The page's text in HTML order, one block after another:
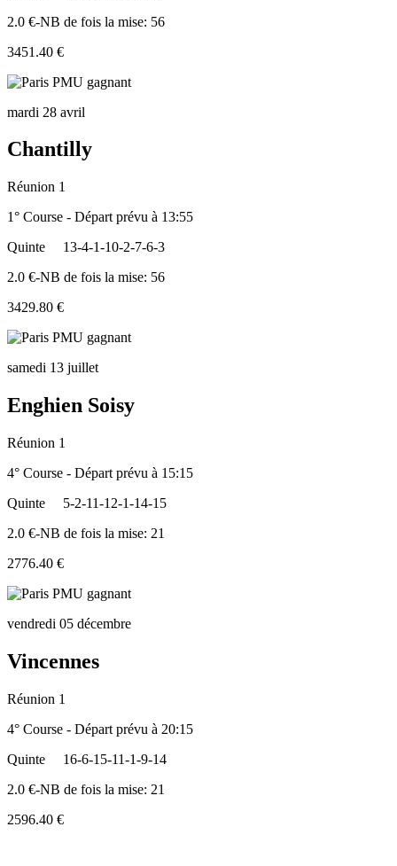
2.0 €-NB de fois la mise: 56
3451.40 €
mardi 28 avril
Chantilly
Réunion 1
1° Course - Départ prévu à 13:55
Quinte
13-4-1-10-2-7-6-3
2.0 €-NB de fois la mise: 56
3429.80 €
samedi 13 juillet
Enghien Soisy
Réunion 1
4° Course - Départ prévu à 15:15
Quinte
5-2-11-12-1-14-15
2.0 €-NB de fois la mise: 21
2776.40 €
vendredi 05 décembre
Vincennes
Réunion 1
4° Course - Départ prévu à 20:15
Quinte
16-6-15-11-1-9-14
2.0 €-NB de fois la mise: 21
2596.40 €